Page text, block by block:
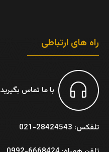
راه های ارتباطی
با ما تماس بگیرید
تلفکس: 28424543-021